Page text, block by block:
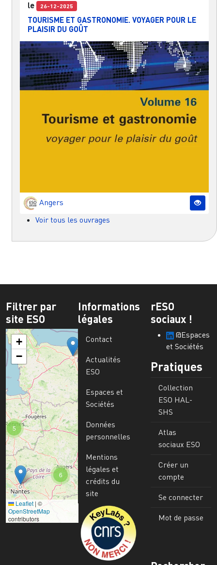
le 26-12-2025
TOURISME ET GASTRONOMIE. VOYAGER POUR LE
PLAISIR DU GOÛT
Angers
Voir tous les ouvrages
Filtrer par
site ESO
6
5
+
−
Leaflet | ©
OpenStreetMap
contributors
Informations
légales
Contact
Actualités
ESO
Espaces et
Sociétés
Données
personnelles
Mentions
légales et
crédits du
site
Image
rESO
sociaux !
@Espaces
et Sociétés
Pratiques
Collection
ESO HAL-
SHS
Atlas
sociaux ESO
Créer un
compte
Se connecter
Mot de passe